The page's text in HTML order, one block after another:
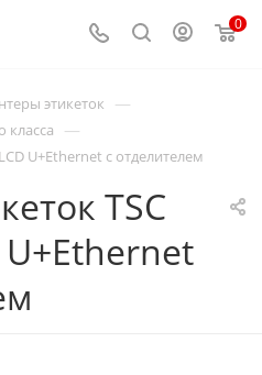
0
этикеток —
класса —
U+Ethernet с отделителем
TSC
U+Ethernet